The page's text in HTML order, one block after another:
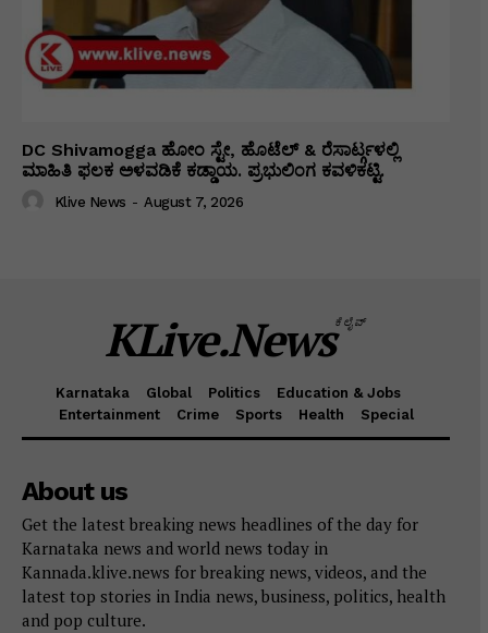
DC Shivamogga ಹೋಂ ಸ್ಟೇ, ಹೊಟೆಲ್ & ರೆಸಾರ್ಟ್ಗಳಲ್ಲಿ
ಮಾಹಿತಿ ಫಲಕ ಅಳವಡಿಕೆ ಕಡ್ಡಾಯ. ಪ್ರಭುಲಿಂಗ ಕವಳಿಕಟ್ಟಿ.
Klive News - August 7, 2026
KLive.Newsಕೆಲೈವ್
Karnataka Global Politics
Education & Jobs
Entertainment
Crime Sports Health Special
About us
Get the latest breaking news headlines of the day for
Karnataka news and world news today in
Kannada.klive.news for breaking news, videos, and the
latest top stories in India news, business, politics, health
and pop culture.